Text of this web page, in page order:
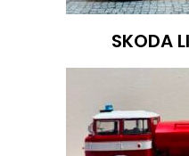
SKODA